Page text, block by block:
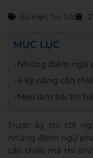
Sự Kiện, Tin Tức
MỤC LỤC
Những điểm ngữ
6 kỹ năng cần
Mẹo làm bài thi
Trước kỳ thi tốt
những điểm ngữ
cần thiết mà thí